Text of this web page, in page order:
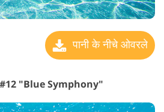
पानी के नीचे ओवरले
#12 "Blue Symphony"